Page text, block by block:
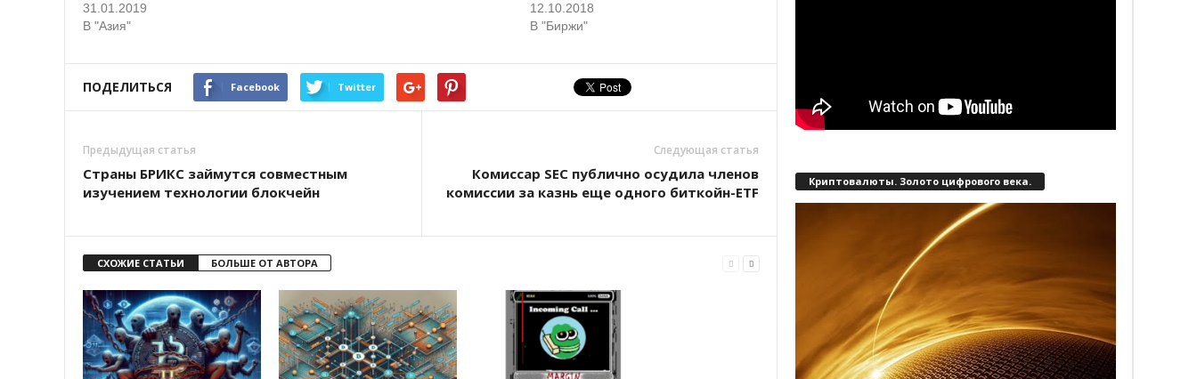
31.01.2019
В "Азия"
12.10.2018
В "Биржи"
ПОДЕЛИТЬСЯ Facebook Twitter
Предыдущая статья
Страны БРИКС займутся совместным
изучением технологии блокчейн
Следующая статья
Комиссар SEC публично осудила членов
комиссии за казнь еще одного биткойн-ETF
СХОЖИЕ СТАТЬИ БОЛЬШЕ ОТ АВТОРА
Криптовалюты. Золото цифрового века.